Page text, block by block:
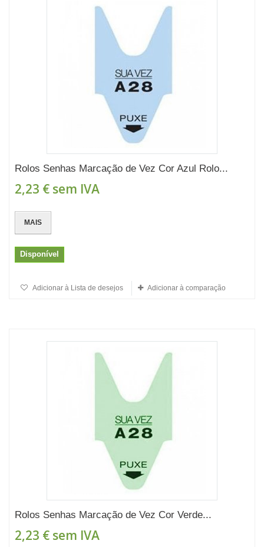
Rolos Senhas Marcação de Vez Cor Azul Rolo...
2,23 € sem IVA
MAIS
Disponível
Adicionar à Lista de desejos Adicionar à comparação
Rolos Senhas Marcação de Vez Cor Verde...
2,23 € sem IVA